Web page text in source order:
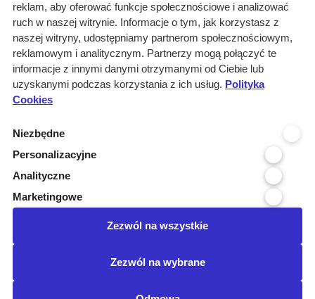
Rozwiązania
Monitoring
przetargów
Raporty
przetargowe
Kontakt
Kontakt
Infolinia 800 800 707
kontakt@pressinfo.pl
reklam, aby oferować funkcje społecznościowe i analizować
ruch w naszej witrynie. Informacje o tym, jak korzystasz z
naszej witryny, udostępniamy partnerom społecznościowym,
reklamowym i analitycznym. Partnerzy mogą połączyć te
informacje z innymi danymi otrzymanymi od Ciebie lub
uzyskanymi podczas korzystania z ich usług. Polityka
Cookies
Niezbędne
Personalizacyjne
Analityczne
Marketingowe
Zezwól na wszystkie
Zezwól na wybrane